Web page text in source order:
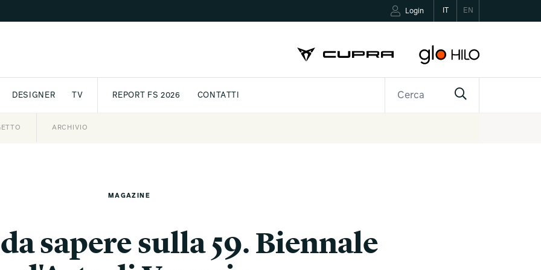
EN
Login
ARCHIVIO
AWARD
DESIGNER TV REPORT FS 2026 CONTATTI
MAGAZINE
sapere sulla 59. Biennale